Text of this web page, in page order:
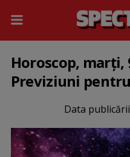
Horoscop, marți,
Previziuni
Data